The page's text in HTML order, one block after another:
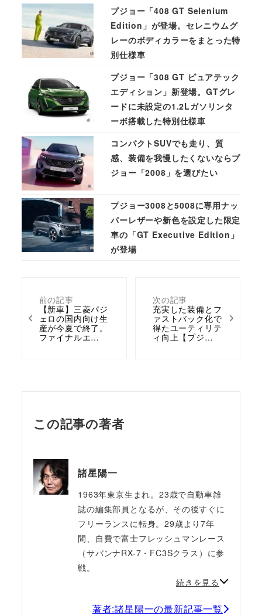
前の記事
【新車】三菱パジ
ェロの国内向け生
産が今夏で終了。
ファイナルエ…
次の記事
充実した装備とフ
ァストバック化で
得たユーティリテ
ィ向上【プジ…
プジョー「408 GT Selenium
Edition」が登場。セレニウムグ
レーのボディカラーをまとった特
別仕様車
プジョー「308 GT ピュアテック
エディション」新登場。GTグレ
ードに未設定の1.2Lガソリンタ
ーボ搭載した特別仕様車
コンパクトSUVでも走り、質
感、装備を我慢したくないならプ
ジョー「2008」を選びたい
プジョー3008と5008に専用ナッ
パーレザーや新色を設定した限定
車の「GT Executive Edition」
が登場
この記事の著者
諸星陽一
1963年東京生まれ。23歳で自動車雑
誌の編集部員となるが、その後すぐに
フリーランスに転身。29歳より7年
間、自費で富士フレッシュマンレース
（サバンナRX-7・FC3Sクラス）に参
戦。
続きを見る
著者:諸星陽一の最新記事一覧